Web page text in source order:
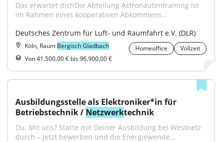
Das erwartet dichDie Abteilung Astronautentraining ist
im Rahmen eines kooperativen Abkommens...
Deutsches Zentrum für Luft- und Raumfahrt e.V. (DLR)
Köln, Raum Bergisch Gladbach Homeoffice
Vollzeit
Von 41.500,00 € bis 96.900,00 €
Ausbildungsstelle als Elektroniker*in für
Betriebstechnik / Netzwerktechnik
Du. Mit uns? Starte mit Deiner Ausbildung bei Westnetz
durch – jetzt bewerben und die Energiewende...